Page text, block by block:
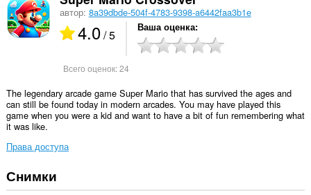
автор: 8a39dbde-504f-4783-9398-a6442faa3b1e
4.0/ 5 Ваша оценка
Всего оценок:24
The legendary arcade game Super Mario that has survived the ages and
can still be found today in modern arcades. You may have played this
game when you were a kid and want to have a bit of fun remembering what
it was like.
Права доступа
У
этого
Снимки